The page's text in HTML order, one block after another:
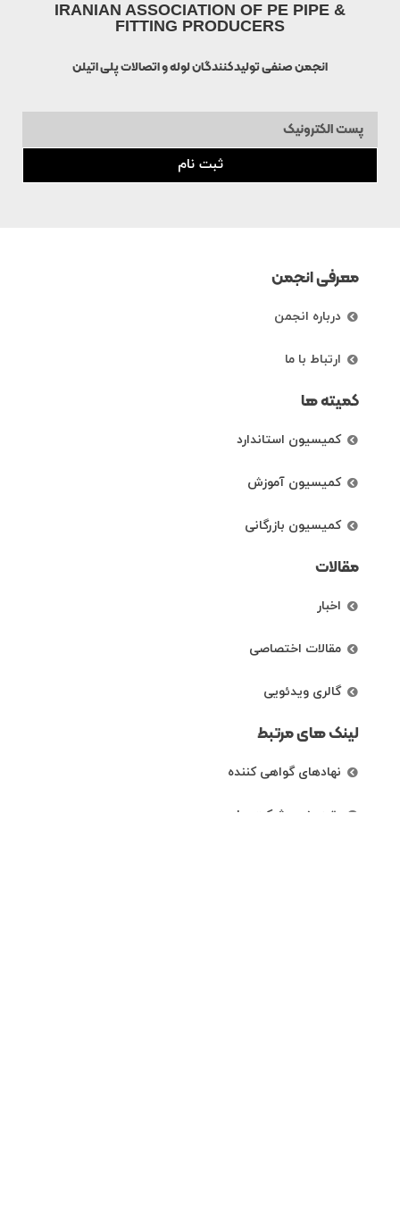
IRANIAN ASSOCIATION OF PE PIPE &
FITTING PRODUCERS
انجمن صنفی تولیدکنندگان لوله و اتصالات پلی اتیلن
ثبت نام
معرفی انجمن
درباره انجمن
ارتباط با ما
کمیته ها
کمیسیون استاندارد
کمیسیون آموزش
کمیسیون بازرگانی
مقالات
اخبار
مقالات اختصاصی
گالری ویدئویی
لینک های مرتبط
نهادهای گواهی کننده
رتبه بندی شرکت ها